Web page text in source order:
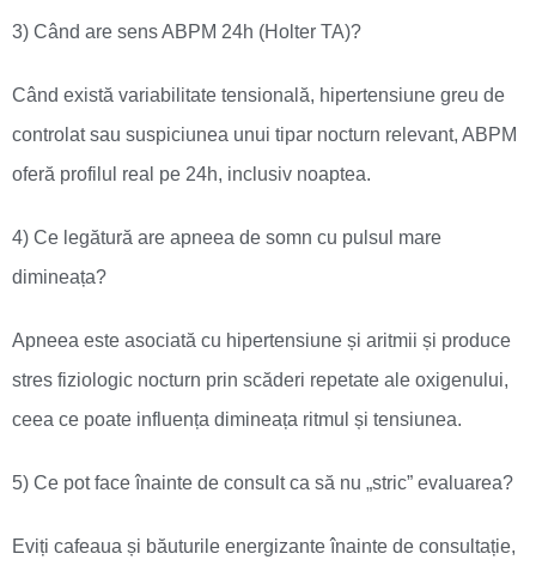
3) Când are sens ABPM 24h (Holter TA)?
Când există variabilitate tensională, hipertensiune greu de
controlat sau suspiciunea unui tipar nocturn relevant, ABPM
oferă profilul real pe 24h, inclusiv noaptea.
4) Ce legătură are apneea de somn cu pulsul mare
dimineața?
Apneea este asociată cu hipertensiune și aritmii și produce
stres fiziologic nocturn prin scăderi repetate ale oxigenului,
ceea ce poate influența dimineața ritmul și tensiunea.
5) Ce pot face înainte de consult ca să nu „stric” evaluarea?
Eviți cafeaua și băuturile energizante înainte de consultație,